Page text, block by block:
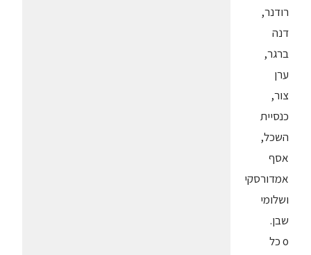
רודנר,
דנה
ברגר,
ערן
צור,
כנסיית
השכל,
אסף
אמדורסקי
ושלומי
שבן.
o כל